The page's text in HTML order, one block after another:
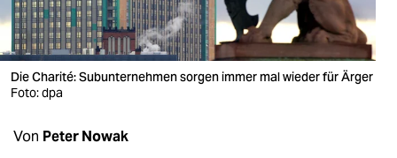
verlag
verlag
veranstaltungen
shop
Die Charité: Subunternehmen sorgen immer mal wieder für Ärger
Foto: dpa
Von Peter Nowak